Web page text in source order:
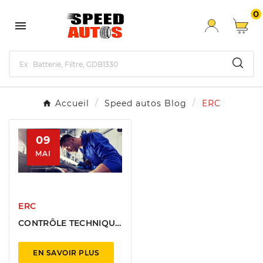

0
Accueil Speed autos Blog ERC
09
MAI
ERC
CONTRÔLE TECHNIQUE
PRÉPARER SA VOITURE
EN SAVOIR PLUS